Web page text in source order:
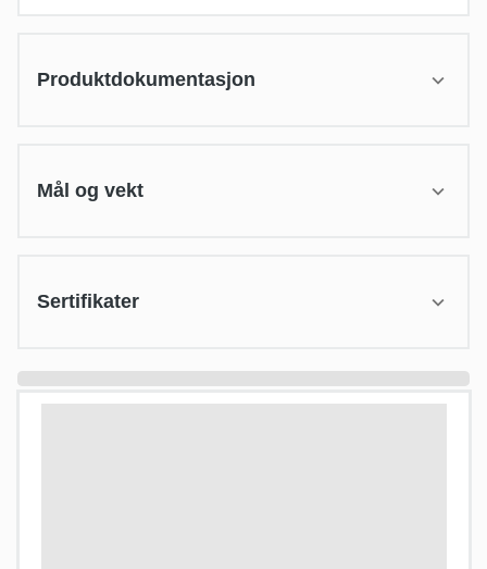
Produktdokumentasjon
Mål og vekt
Sertifikater